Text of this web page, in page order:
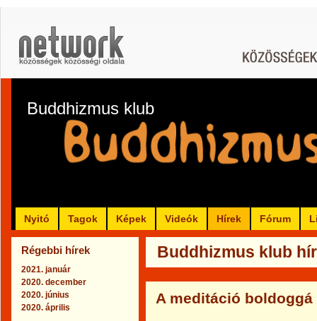
Buddhizmus klub
Nyitó Tagok Képek Videók Hírek Fórum
Régebbi hírek
2021. január
2020. december
2020. június
2020. április
Buddhizmus klub
A meditáció boldoggá